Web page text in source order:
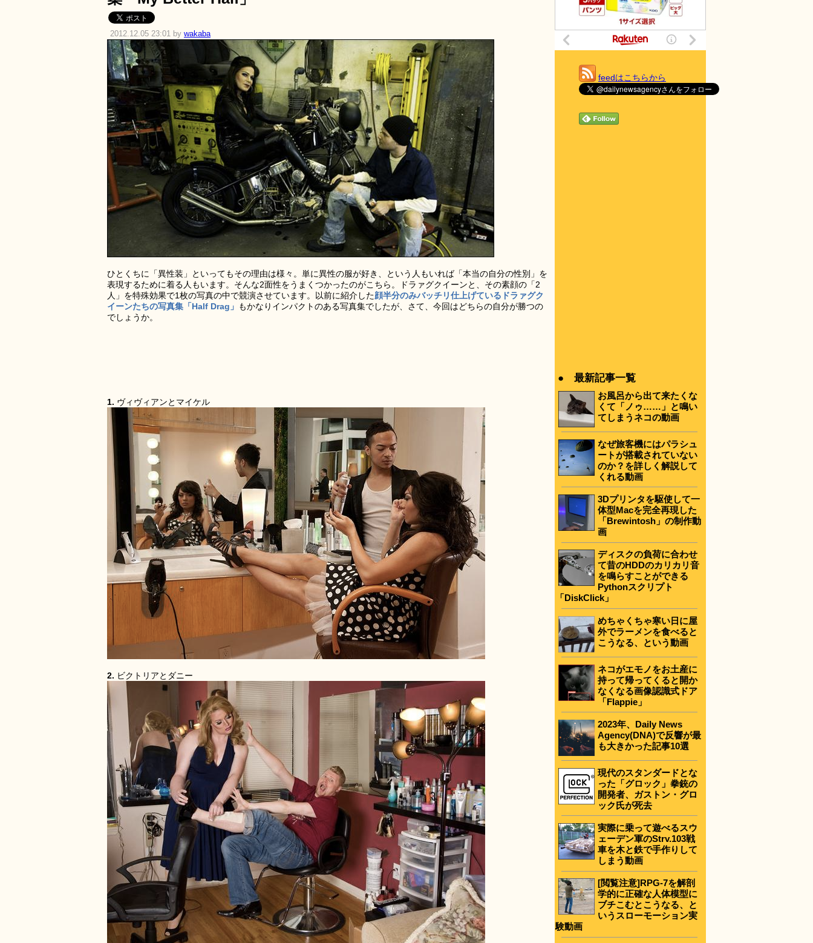
2012.12.05 23:01 by wakaba
ひとくちに「異性装」といってもその理由は様々。単に異性の服が好き、という人もいれば「本当の自分の性別」を
表現するために着る人もいます。そんな2面性をうまくつかったのがこちら。ドラァグクイーンと、その素顔の「2
人」を特殊効果で1枚の写真の中で競演させています。以前に紹介した顔半分のみバッチリ仕上げているドラァグク
イーンたちの写真集「Half Drag」 もかなりインパクトのある写真集でしたが、さて、今回はどちらの自分が勝つの
でしょうか。
1. ヴィヴィアンとマイケル
2. ビクトリアとダニー
feedはこちらから
● 最新記事一覧
お風呂から出て来たくな
くて「ノゥ……」と鳴い
てしまうネコの動画
なぜ旅客機にはパラシュ
ートが搭載されていない
のか？を詳しく解説して
くれる動画
3Dプリンタを駆使して一
体型Macを完全再現した
「Brewintosh」の制作動
画
ディスクの負荷に合わせ
て昔のHDDのカリカリ音
を鳴らすことができる
Pythonスクリプト
「DiskClick」
めちゃくちゃ寒い日に屋
外でラーメンを食べると
こうなる、という動画
ネコがエモノをお土産に
持って帰ってくると開か
なくなる画像認識式ドア
「Flappie」
2023年、Daily News
Agency(DNA)で反響が最
も大きかった記事10選
現代のスタンダードとな
った「グロック」拳銃の
開発者、ガストン・グロ
ック氏が死去
実際に乗って遊べるスウ
ェーデン軍のStrv.103戦
車を木と鉄で手作りして
しまう動画
[閲覧注意]RPG-7を解剖
学的に正確な人体模型に
ブチこむとこうなる、と
いうスローモーション実
験動画